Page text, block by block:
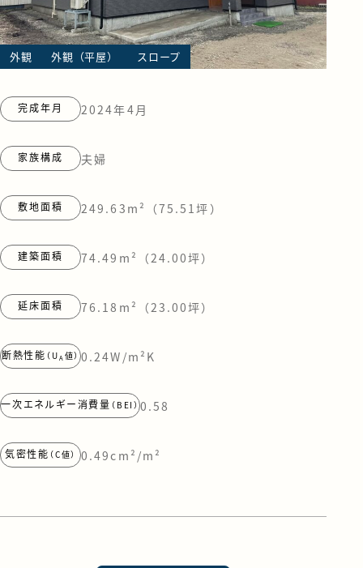
外観 外観（平屋） スロープ
完成年月 2024年4月
家族構成 夫婦
敷地面積 249.63m²（75.51坪）
建築面積 74.49m²（24.00坪）
延床面積 76.18m²（23.00坪）
断熱性能 （UA値）0.24W/m²K
一次エネルギー消費量 （BEI）0.58
気密性能 （C値） 0.49cm²/m²